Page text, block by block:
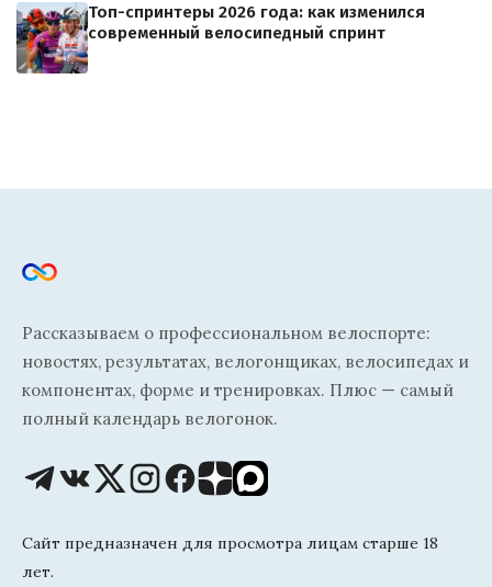
Топ-спринтеры 2026 года: как изменился
современный велосипедный спринт
Рассказываем о профессиональном велоспорте:
новостях, результатах, велогонщиках, велосипедах и
компонентах, форме и тренировках. Плюс — самый
полный календарь велогонок.
Сайт предназначен для просмотра лицам старше 18
лет.